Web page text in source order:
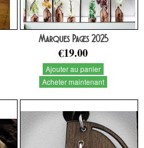
Marques Pages 2025
€19.00
Ajouter au panier
Acheter maintenant